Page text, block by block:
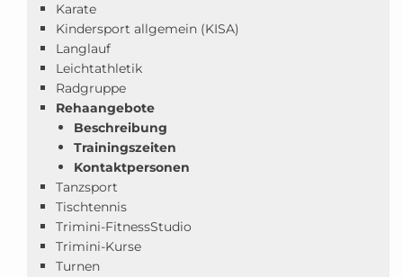
Karate
Kindersport allgemein (KISA)
Langlauf
Leichtathletik
Radgruppe
Rehaangebote
Beschreibung
Trainingszeiten
Kontaktpersonen
Tanzsport
Tischtennis
Trimini-FitnessStudio
Trimini-Kurse
Turnen